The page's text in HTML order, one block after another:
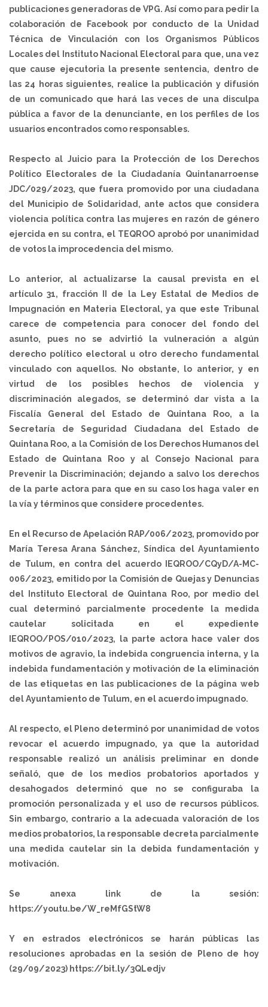
publicaciones generadoras de VPG. Así como para pedir la
colaboración de Facebook por conducto de la Unidad
Técnica de Vinculación con los Organismos Públicos
Locales del Instituto Nacional Electoral para que, una vez
que cause ejecutoria la presente sentencia, dentro de
las 24 horas siguientes, realice la publicación y difusión
de un comunicado que hará las veces de una disculpa
pública a favor de la denunciante, en los perfiles de los
usuarios encontrados como responsables.
Respecto al Juicio para la Protección de los Derechos
Político Electorales de la Ciudadanía Quintanarroense
JDC/029/2023, que fuera promovido por una ciudadana
del Municipio de Solidaridad, ante actos que considera
violencia política contra las mujeres en razón de género
ejercida en su contra, el TEQROO aprobó por unanimidad
de votos la improcedencia del mismo.
Lo anterior, al actualizarse la causal prevista en el
artículo 31, fracción II de la Ley Estatal de Medios de
Impugnación en Materia Electoral, ya que este Tribunal
carece de competencia para conocer del fondo del
asunto, pues no se advirtió la vulneración a algún
derecho político electoral u otro derecho fundamental
vinculado con aquellos. No obstante, lo anterior, y en
virtud de los posibles hechos de violencia y
discriminación alegados, se determinó dar vista a la
Fiscalía General del Estado de Quintana Roo, a la
Secretaría de Seguridad Ciudadana del Estado de
Quintana Roo, a la Comisión de los Derechos Humanos del
Estado de Quintana Roo y al Consejo Nacional para
Prevenir la Discriminación; dejando a salvo los derechos
de la parte actora para que en su caso los haga valer en
la vía y términos que considere procedentes.
En el Recurso de Apelación RAP/006/2023, promovido por
María Teresa Arana Sánchez, Síndica del Ayuntamiento
de Tulum, en contra del acuerdo IEQROO/CQyD/A-MC-
006/2023, emitido por la Comisión de Quejas y Denuncias
del Instituto Electoral de Quintana Roo, por medio del
cual determinó parcialmente procedente la medida
cautelar solicitada en el expediente
IEQROO/POS/010/2023, la parte actora hace valer dos
motivos de agravio, la indebida congruencia interna, y la
indebida fundamentación y motivación de la eliminación
de las etiquetas en las publicaciones de la página web
del Ayuntamiento de Tulum, en el acuerdo impugnado.
Al respecto, el Pleno determinó por unanimidad de votos
revocar el acuerdo impugnado, ya que la autoridad
responsable realizó un análisis preliminar en donde
señaló, que de los medios probatorios aportados y
desahogados determinó que no se configuraba la
promoción personalizada y el uso de recursos públicos.
Sin embargo, contrario a la adecuada valoración de los
medios probatorios, la responsable decreta parcialmente
una medida cautelar sin la debida fundamentación y
motivación.
Se anexa link de la sesión:
https://youtu.be/W_reMfGStW8
Y en estrados electrónicos se harán públicas las
resoluciones aprobadas en la sesión de Pleno de hoy
(29/09/2023) https://bit.ly/3QLedjv